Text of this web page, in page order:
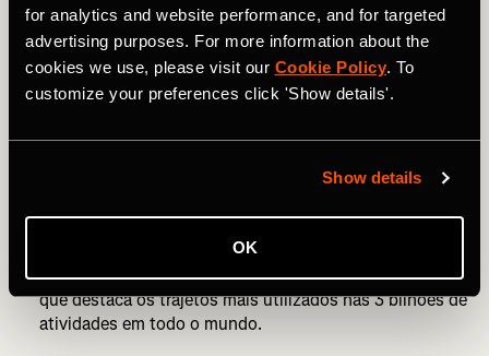
for analytics and website performance, and for targeted
advertising purposes. For more information about the
cookies we use, please visit our Cookie Policy. To
customize your preferences click 'Show details'.
Show details
OK
No aplicativo, confira a tela de detalhes e saiba quando
esperar subidas ou variações no terreno, assim como
segmentos populares nos quais você pode competir. Na
web, você pode ver todas estas informações
diretamente na tela. (Os dados referentes ao tipo de
melhor as áreas que não estão classificadas
Use a sobreposição do Heatmap para ver a popularidade
de uma seção específica da sua rota e observe o mapa
que destaca os trajetos mais utilizados nas 3 bilhões de
atividades em todo o mundo.